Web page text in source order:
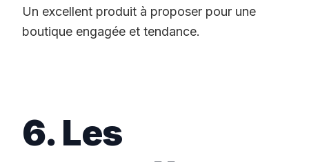
Un excellent produit à proposer pour une
boutique engagée et tendance.
6. Les